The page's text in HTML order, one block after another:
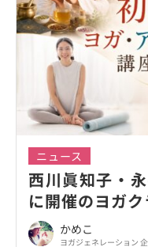
ニュース
西川眞知子・
に開催のヨガ
かめこ
ヨガジェネレーション